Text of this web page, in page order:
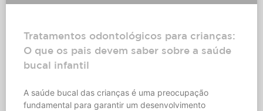
Tratamentos odontológicos para crianças:
O que os pais devem saber sobre a saúde
bucal infantil
A saúde bucal das crianças é uma preocupação
fundamental para garantir um desenvolvimento